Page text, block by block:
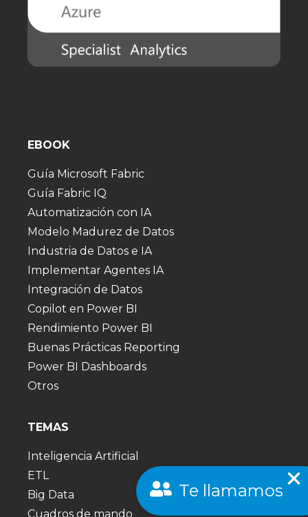
Te llamamos
EBOOK
Guía Microsoft Fabric
Guía Fabric IQ
Automatización con IA
Modelo Madurez de Datos
Industria de Datos e IA
Implementar Agentes IA
Integración de Datos
Copilot en Power BI
Rendimiento Power BI
Buenas Prácticas Reporting
Power BI Dashboards
Otros
TEMAS
Inteligencia Artificial
ETL
Big Data
Cuadros de mando